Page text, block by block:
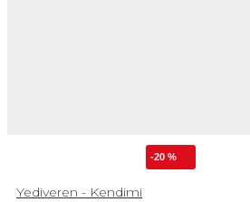
-20 %
Yediveren - Kendimi